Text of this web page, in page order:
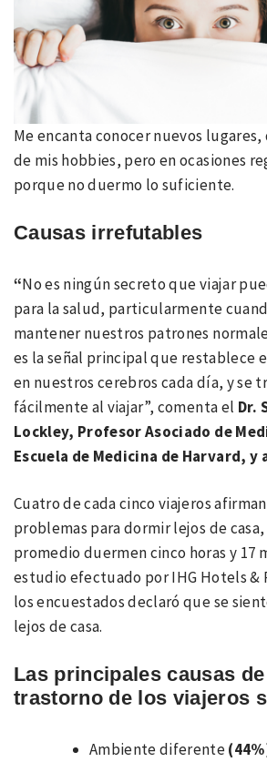
Me encanta conocer nuevos lugares,
de mis hobbies, pero en ocasiones
porque no duermo lo suficiente.
Causas irrefutables
“No es ningún secreto que viajar
para la salud, particularmente
mantener nuestros patrones
es la señal principal que restablece
en nuestros cerebros cada día, y se
fácilmente al viajar”, comenta el Dr.
Lockley, Profesor Asociado de
Escuela de Medicina de Harvard, y
Cuatro de cada cinco viajeros
problemas para dormir lejos de casa,
promedio duermen cinco horas y 17
estudio efectuado por IHG Hotels &
los encuestados declaró que se
lejos de casa.
Las principales causas
trastorno de los viajeros
Ambiente diferente